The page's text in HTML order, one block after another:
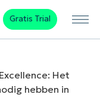
Gratis Trial
Het
hebben in